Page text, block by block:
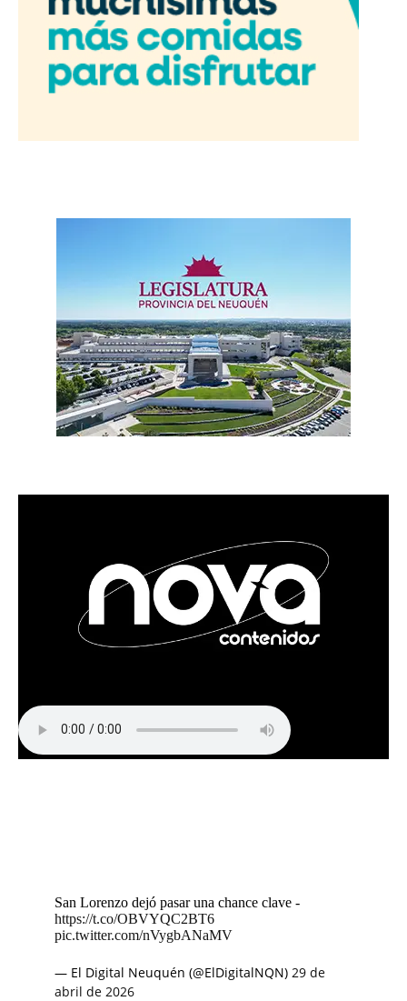
San Lorenzo dejó pasar una chance clave -
https://t.co/OBVYQC2BT6
pic.twitter.com/nVygbANaMV
— El Digital Neuquén (@ElDigitalNQN) 29 de
abril de 2026